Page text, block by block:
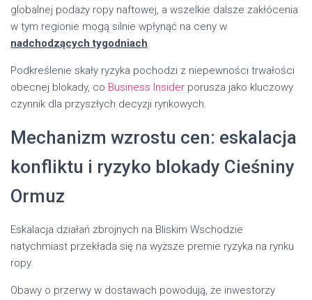
globalnej podaży ropy naftowej, a wszelkie dalsze zakłócenia
w tym regionie mogą silnie wpłynąć na ceny w
nadchodzących tygodniach.
Podkreślenie skały ryzyka pochodzi z niepewności trwałości
obecnej blokady, co Business Insider porusza jako kluczowy
czynnik dla przyszłych decyzji rynkowych.
Mechanizm wzrostu cen: eskalacja
konfliktu i ryzyko blokady Cieśniny
Ormuz
Eskalacja działań zbrojnych na Bliskim Wschodzie
natychmiast przekłada się na wyższe premie ryzyka na rynku
ropy.
Obawy o przerwy w dostawach powodują, że inwestorzy